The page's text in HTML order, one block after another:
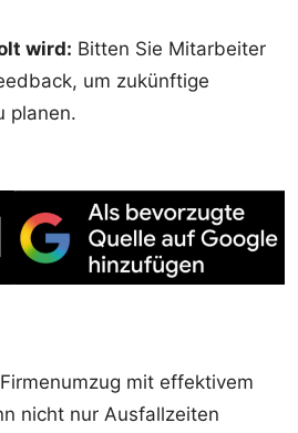
wird: Bitten Sie Mitarbeiter
um zukünftige
planen.
mit effektivem
nicht nur Ausfallzeiten